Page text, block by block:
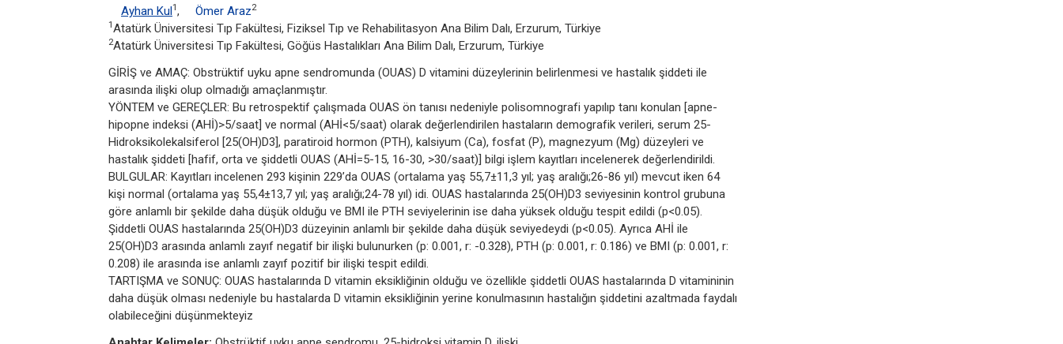
Ayhan Kul1 , Ömer Araz2
1 Atatürk Üniversitesi Tıp Fakültesi, Fiziksel Tıp ve Rehabilitasyon Ana Bilim Dalı, Erzurum, Türkiye
2Atatürk Üniversitesi Tıp Fakültesi, Göğüs Hastalıkları Ana Bilim Dalı, Erzurum, Türkiye
GİRİŞ ve AMAÇ: Obstrüktif uyku apne sendromunda (OUAS) D vitamini düzeylerinin belirlenmesi ve hastalık şiddeti ile
arasında ilişki olup olmadığı amaçlanmıştır.
YÖNTEM ve GEREÇLER: Bu retrospektif çalışmada OUAS ön tanısı nedeniyle polisomnografi yapılıp tanı konulan [apne-
hipopne indeksi (AHİ)>5/saat] ve normal (AHİ<5/saat) olarak değerlendirilen hastaların demografik verileri, serum 25-
Hidroksikolekalsiferol [25(OH)D3], paratiroid hormon (PTH), kalsiyum (Ca), fosfat (P), magnezyum (Mg) düzeyleri ve
hastalık şiddeti [hafif, orta ve şiddetli OUAS (AHİ=5-15, 16-30, >30/saat)] bilgi işlem kayıtları incelenerek değerlendirildi.
BULGULAR: Kayıtları incelenen 293 kişinin 229’da OUAS (ortalama yaş 55,7±11,3 yıl; yaş aralığı;26-86 yıl) mevcut iken 64
kişi normal (ortalama yaş 55,4±13,7 yıl; yaş aralığı;24-78 yıl) idi. OUAS hastalarında 25(OH)D3 seviyesinin kontrol grubuna
göre anlamlı bir şekilde daha düşük olduğu ve BMI ile PTH seviyelerinin ise daha yüksek olduğu tespit edildi (p<0.05).
Şiddetli OUAS hastalarında 25(OH)D3 düzeyinin anlamlı bir şekilde daha düşük seviyedeydi (p<0.05). Ayrıca AHİ ile
25(OH)D3 arasında anlamlı zayıf negatif bir ilişki bulunurken (p: 0.001, r: -0.328), PTH (p: 0.001, r: 0.186) ve BMI (p: 0.001, r:
0.208) ile arasında ise anlamlı zayıf pozitif bir ilişki tespit edildi.
TARTIŞMA ve SONUÇ: OUAS hastalarında D vitamin eksikliğinin olduğu ve özellikle şiddetli OUAS hastalarında D vitamininin
daha düşük olması nedeniyle bu hastalarda D vitamin eksikliğinin yerine konulmasının hastalığın şiddetini azaltmada faydalı
olabileceğini düşünmekteyiz